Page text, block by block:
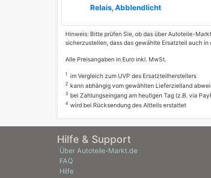
Relais, Abblendlicht
Hinweis: Bitte prüfen Sie, ob das über Autoteile-
sicherzustellen, dass das gewählte Ersatzteil auch
Alle Preisangaben in Euro inkl. MwSt.
1 im Vergleich zum UVP des Ersatzteilherstellers
2 kann abhängig vom gewählten Lieferzielland
3 bei Zahlungseingang am heutigen Tag (z.B. via
4 wird bei Rücksendung des Altteils erstattet
Hilfe & Support
Über Autoteile-Markt.de
FAQ
Hilfe